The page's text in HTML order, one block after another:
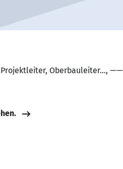
Projektleiter, Oberbauleiter…,